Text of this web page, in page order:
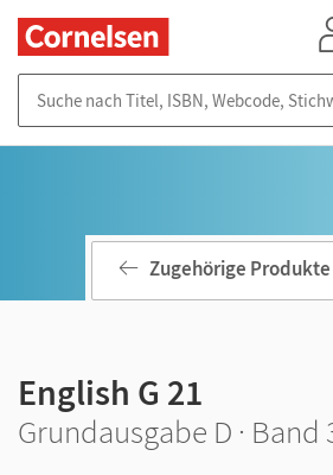
Zugehörige
English G 21
Grundausgabe D · Band